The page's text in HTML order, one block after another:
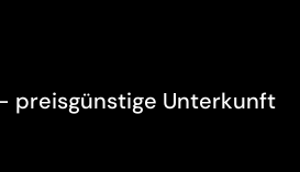
preisgünstige Unterkunft